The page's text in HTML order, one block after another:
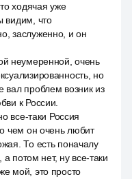
ходячая уже
видим, что
заслуженно, и он
неумеренной, очень
но
вал проблем возник из
к России.
все-таки Россия
чем он очень любит
То есть поначалу
потом нет, ну все-таки
мой, это просто